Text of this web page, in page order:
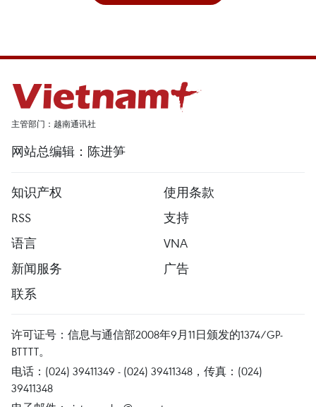
主管部门：越南通讯社
网站总编辑：陈进笋
知识产权
使用条款
RSS
支持
语言
VNA
新闻服务
广告
联系
许可证号：信息与通信部2008年9月11日颁发的1374/GP-
BTTTT。
电话：(024) 39411349 - (024) 39411348，传真：(024)
39411348